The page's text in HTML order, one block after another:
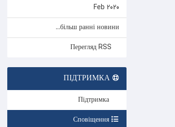
Feb 2020
більш ранні новини...
Підтримка
Сповіщення